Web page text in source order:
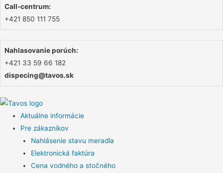
Call-centrum:
+421 850 111 755
Nahlasovanie porúch:
+421 33 59 66 182
dispecing@tavos.sk
Aktuálne informácie
Pre zákazníkov
Nahlásenie stavu meradla
Elektronická faktúra
Cena vodného a stočného